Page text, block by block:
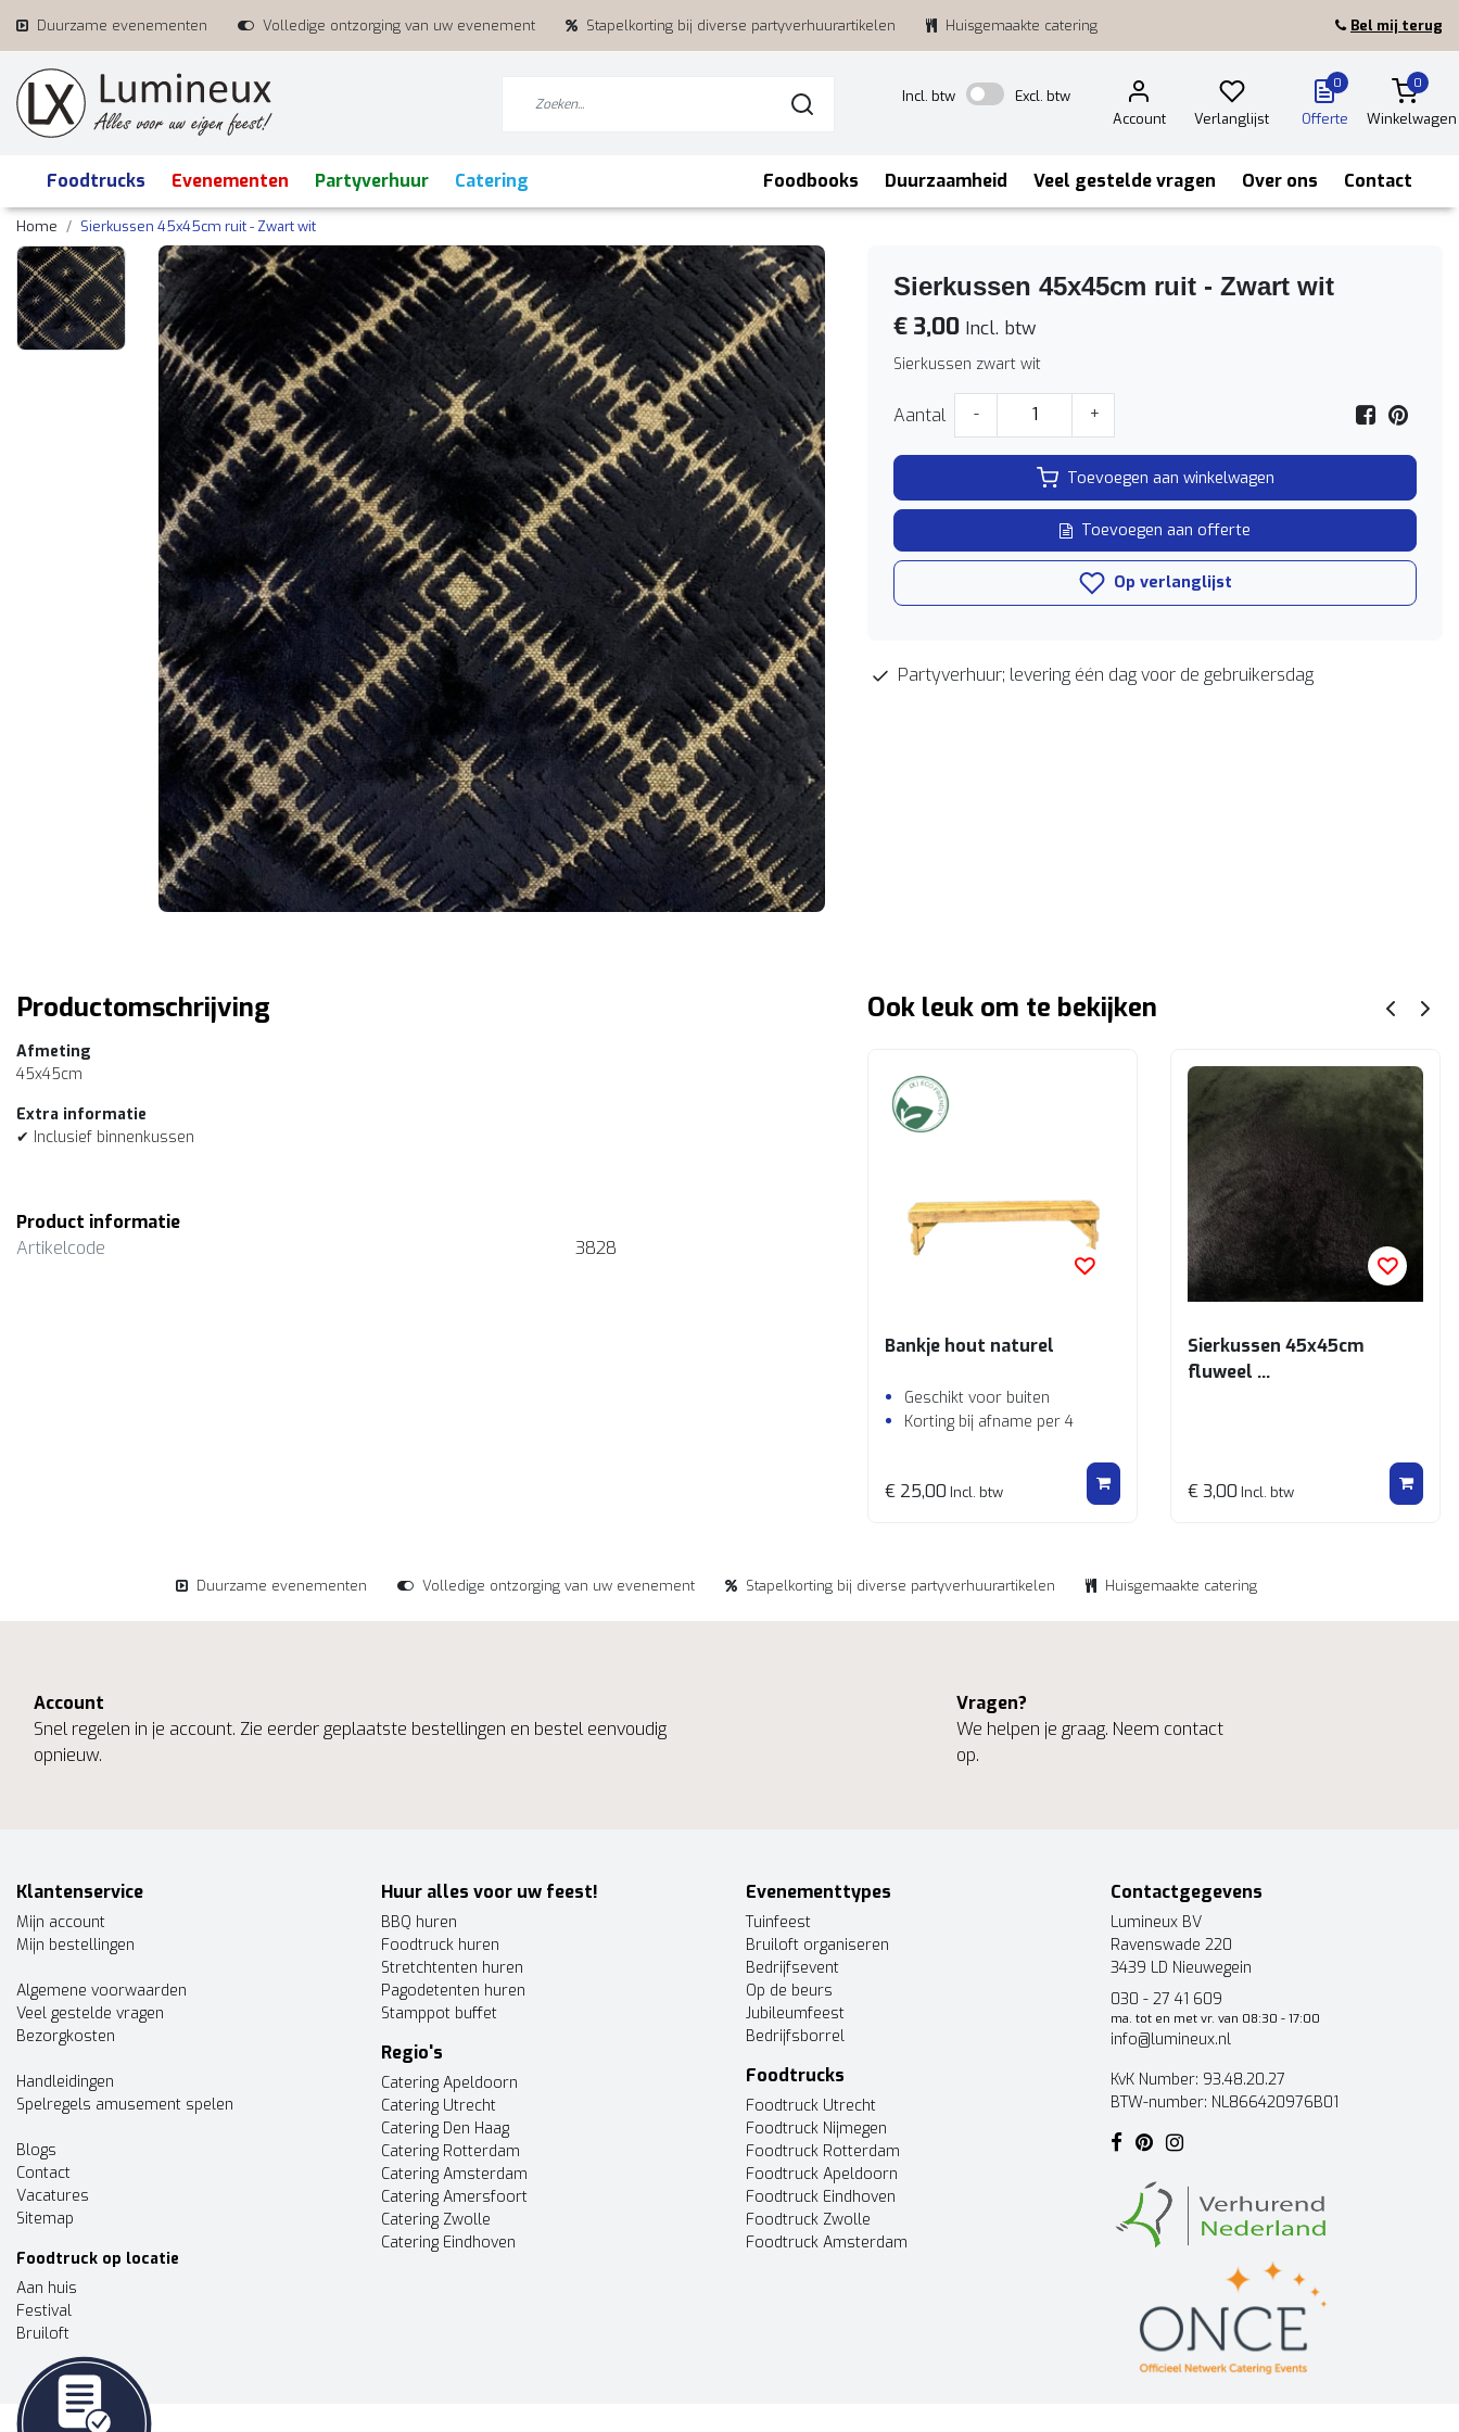
Duurzame evenementen Volledige ontzorging van uw evenement Stapelkorting bij diverse partyverhuurartikelen Huisgemaakte catering Bel mij terug
Incl. btw
Excl. btw
Account
Verlanglijst
0
Offerte
0
Winkelwagen
Foodtrucks Evenementen Partyverhuur Catering Foodbooks Duurzaamheid Veel gestelde vragen Over ons Contact
Home Sierkussen 45x45cm ruit - Zwart wit
Sierkussen 45x45cm ruit - Zwart wit
€ 3,00 Incl. btw
Sierkussen zwart wit
Aantal - +
Toevoegen aan winkelwagen
Toevoegen aan offerte
Op verlanglijst
Partyverhuur; levering één dag voor de gebruikersdag
Productomschrijving
Afmeting
45x45cm
Extra informatie
✔ Inclusief binnenkussen
Product informatie
Artikelcode
3828
Ook leuk om te bekijken
Bankje hout naturel
Geschikt voor buiten
Korting bij afname per 4
€ 25,00 Incl. btw
Sierkussen 45x45cm
fluweel
€ 3,00 Incl. btw
Duurzame evenementen Volledige ontzorging van uw evenement Stapelkorting bij diverse partyverhuurartikelen Huisgemaakte catering
Account
Snel regelen in je account. Zie eerder geplaatste bestellingen en bestel eenvoudig
opnieuw.
Vragen?
We helpen je graag. Neem contact
op.
Klantenservice
Mijn account
Mijn bestellingen
Algemene voorwaarden
Veel gestelde vragen
Bezorgkosten
Handleidingen
Spelregels amusement spelen
Blogs
Contact
Vacatures
Sitemap
Foodtruck op locatie
Aan huis
Festival
Bruiloft
Huur alles voor uw feest!
BBQ huren
Foodtruck huren
Stretchtenten huren
Pagodetenten huren
Stamppot buffet
Regio's
Catering Apeldoorn
Catering Utrecht
Catering Den Haag
Catering Rotterdam
Catering Amsterdam
Catering Amersfoort
Catering Zwolle
Catering Eindhoven
Evenementtypes
Tuinfeest
Bruiloft organiseren
Bedrijfsevent
Op de beurs
Jubileumfeest
Bedrijfsborrel
Foodtrucks
Foodtruck Utrecht
Foodtruck Nijmegen
Foodtruck Rotterdam
Foodtruck Apeldoorn
Foodtruck Eindhoven
Foodtruck Zwolle
Foodtruck Amsterdam
Contactgegevens
Lumineux BV
Ravenswade 220
3439 LD Nieuwegein
030 - 27 41 609
ma. tot en met vr. van 08:30 - 17:00
info@lumineux.nl
KvK Number: 93.48.20.27
BTW-number: NL866420976B01